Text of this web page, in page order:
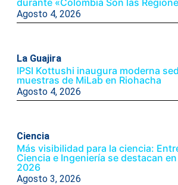
Agosto 4, 2026
La Guajira
IPSI Kottushi inaugura moderna
muestras de MiLab en Riohacha
Agosto 4, 2026
Ciencia
Más visibilidad para la ciencia:
Ciencia e Ingeniería se destacan
2026
Agosto 3, 2026